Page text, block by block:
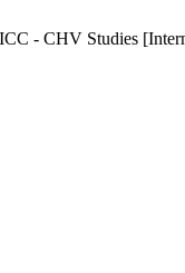
- CHV Studies